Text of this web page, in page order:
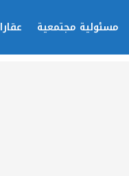
مسئولية مجتمعية